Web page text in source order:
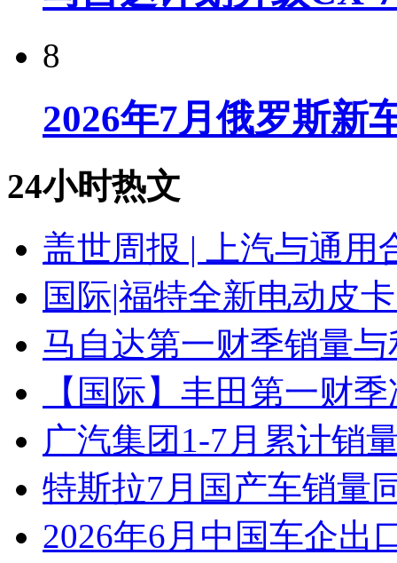
8
2026年7月俄罗斯新
24小时热文
盖世周报 | 上汽与通用
国际|福特全新电动皮
马自达第一财季销量
【国际】丰田第一财
广汽集团1-7月累计销
特斯拉7月国产车销量
2026年6月中国车企出